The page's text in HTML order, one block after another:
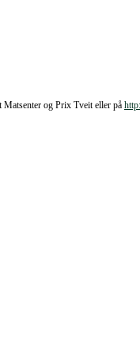
og Prix Tveit eller på